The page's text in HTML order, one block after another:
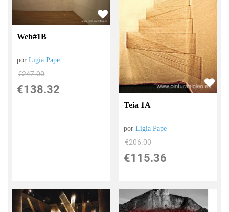
Web#1B
porLigia Pape
€247.00
€138.32
Teia 1A
porLigia Pape
€206.00
€115.36